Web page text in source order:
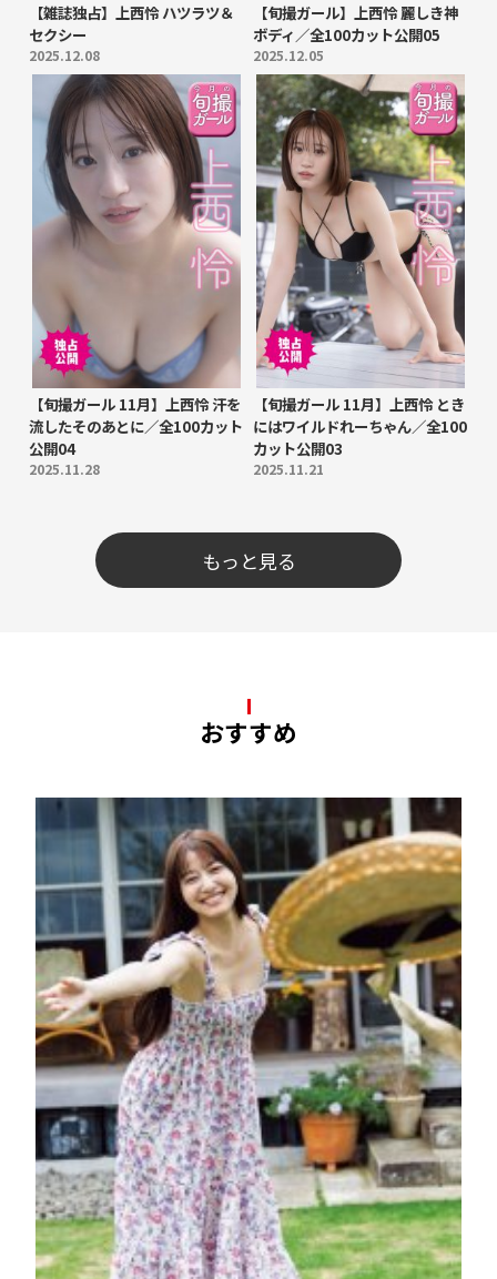
【雑誌独占】上西怜 ハツラツ＆
セクシー
2025.12.08
【旬撮ガール】上西怜 麗しき神
ボディ／全100カット公開05
2025.12.05
【旬撮ガール 11月】上西怜 汗を
流したそのあとに／全100カット
公開04
2025.11.28
【旬撮ガール 11月】上西怜 とき
にはワイルドれーちゃん／全100
カット公開03
2025.11.21
もっと見る
おすすめ